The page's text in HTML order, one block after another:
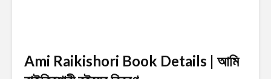
Ami Raikishori Book Details | আমি